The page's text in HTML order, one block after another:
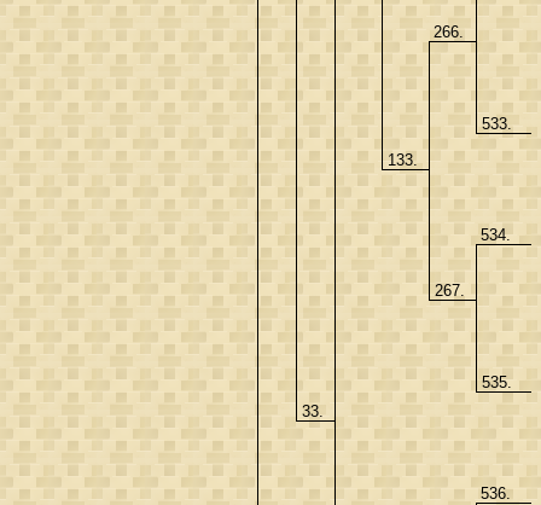
33.
133.
266.
533.
267.
534.
535.
536.